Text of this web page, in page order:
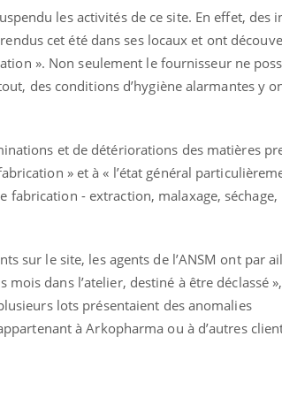
les activités de ce site. En effet, des
cet été dans ses locaux et ont
». Non seulement le fournisseur ne
des conditions d’hygiène alarmantes y
et de détériorations des matières
» et à « l’état général
fabrication - extraction, malaxage, séchage,
sur le site, les agents de l’ANSM ont par
dans l’atelier, destiné à être déclassé
lots présentaient des anomalies
à Arkopharma ou à d’autres
et de la
de Pourquoi
DRH et
quotidien (3/3)
Dans cette vidéo, le Dr Inès
dermatologue à Paris,
comment protéger vos